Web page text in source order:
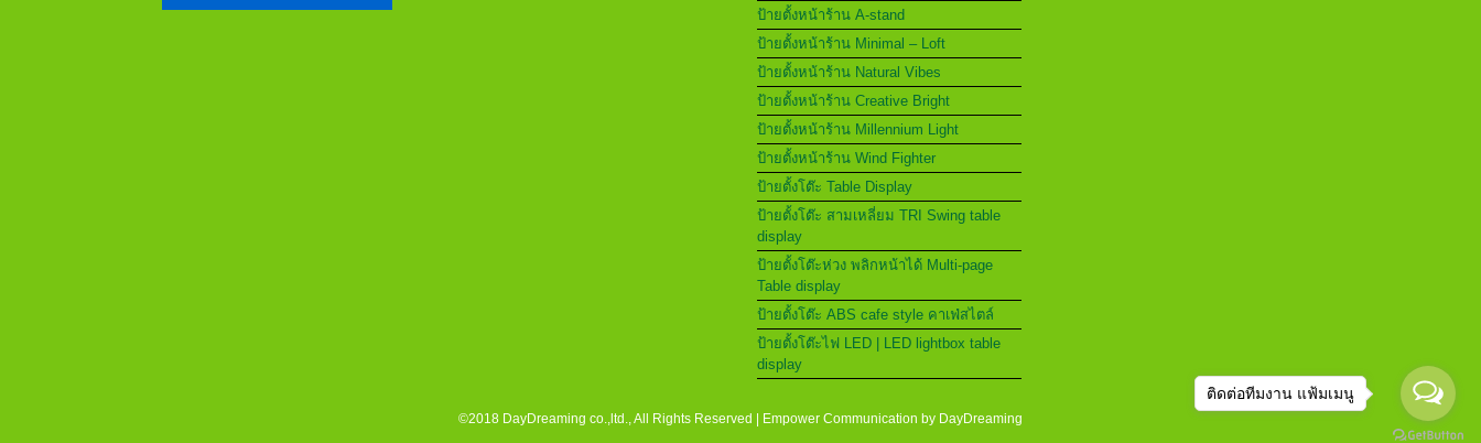
ป้ายตั้งหน้าร้าน A-stand
ป้ายตั้งหน้าร้าน Minimal – Loft
ป้ายตั้งหน้าร้าน Natural Vibes
ป้ายตั้งหน้าร้าน Creative Bright
ป้ายตั้งหน้าร้าน Millennium Light
ป้ายตั้งหน้าร้าน Wind Fighter
ป้ายตั้งโต๊ะ Table Display
ป้ายตั้งโต๊ะ สามเหลี่ยม TRI Swing table
display
ป้ายตั้งโต๊ะห่วง พลิกหน้าได้ Multi-page
Table display
ป้ายตั้งโต๊ะ ABS cafe style คาเฟ่สไตล์
ป้ายตั้งโต๊ะไฟ LED | LED lightbox table
display
©2018 DayDreaming co.,ltd., All Rights Reserved | Empower Communication by DayDreaming
ติดต่อทีมงาน แฟ้มเมนู